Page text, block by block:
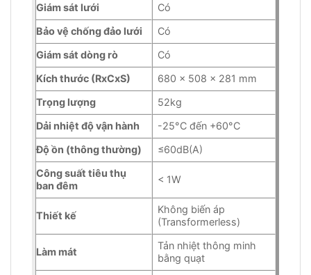
Giám sát lưới
Có
Bảo vệ chống đảo lưới
Có
Giám sát dòng rò
Có
Kích thước (RxCxS)
680 x 508 x 281 mm
Trọng lượng
52kg
Dải nhiệt độ vận hành
-25°C đến +60°C
Độ ồn (thông thường)
≤60dB(A)
Công suất tiêu thụ
ban đêm
< 1W
Thiết kế
Không biến áp
(Transformerless)
Làm mát
Tản nhiệt thông minh
bằng quạt